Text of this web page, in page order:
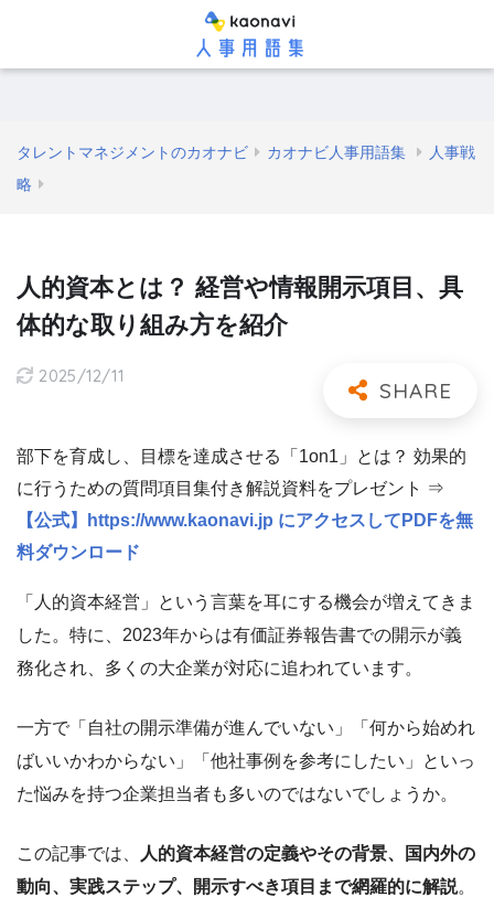
タレントマネジメントのカオナビ カオナビ人事用語集
人事戦
略
人的資本とは？ 経営や情報開示項目、具
体的な取り組み方を紹介
2025/12/11
部下を育成し、目標を達成させる「1on1」とは？ 効果的
に行うための質問項目集付き解説資料をプレゼント ⇒
【公式】https://www.kaonavi.jp にアクセスしてPDFを無
料ダウンロード
「人的資本経営」という言葉を耳にする機会が増えてきま
した。特に、2023年からは有価証券報告書での開示が義
務化され、多くの大企業が対応に追われています。
一方で「自社の開示準備が進んでいない」「何から始めれ
ばいいかわからない」「他社事例を参考にしたい」といっ
た悩みを持つ企業担当者も多いのではないでしょうか。
この記事では、
人的資本経営の定義やその背景、国内外の
動向、実践ステップ、開示すべき項目まで網羅的に解説。